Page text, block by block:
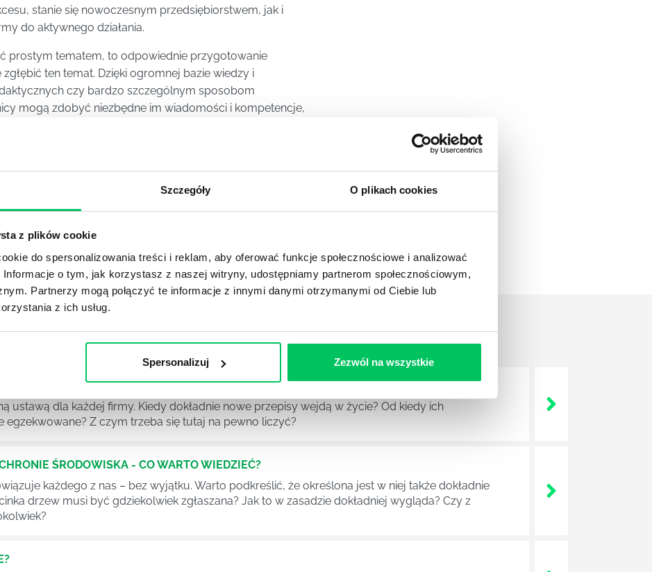
Szczegóły O plikach cookies
z plików cookie
do spersonalizowania treści i reklam, aby oferować funkcje społecznościowe i analizować
o tym, jak korzystasz z naszej witryny, udostępniamy partnerom społecznościowym,
Partnerzy mogą połączyć te informacje z innymi danymi otrzymanymi od Ciebie lub
z ich usług.
Spersonalizuj Zezwól na wszystkie
stanie się nowoczesnym przedsiębiorstwem, jak i
do aktywnego działania.
prostym tematem, to odpowiednie przygotowanie
ten temat. Dzięki ogromnej bazie wiedzy i
czy bardzo szczególnym sposobom
mogą zdobyć niezbędne im wiadomości i kompetencje,
i przyczyniając się do korzyści dla całego
zgłębiają wiedzę związaną z controllingiem zyskują
związanych z zarządzaniem, kontrolą budżetową
Wielu przedsiębiorców prowadzących
controlling, w których uczestniczą pracownicy wielu
mogą być lepiej skoordynowane, wiedzą oni jaką rolę
zgodnie z zasadami, jakie obierze w tym zakresie
ODPADACH?
ustawą dla każdej firmy. Kiedy dokładnie nowe przepisy wejdą w życie? Od kiedy ich
egzekwowane? Z czym trzeba się tutaj na pewno liczyć?
ŚRODOWISKA - CO WARTO WIEDZIEĆ?
każdego z nas – bez wyjątku. Warto podkreślić, że określona jest w niej także dokładnie
drzew musi być gdziekolwiek zgłaszana? Jak to w zasadzie dokładniej wygląda? Czy z